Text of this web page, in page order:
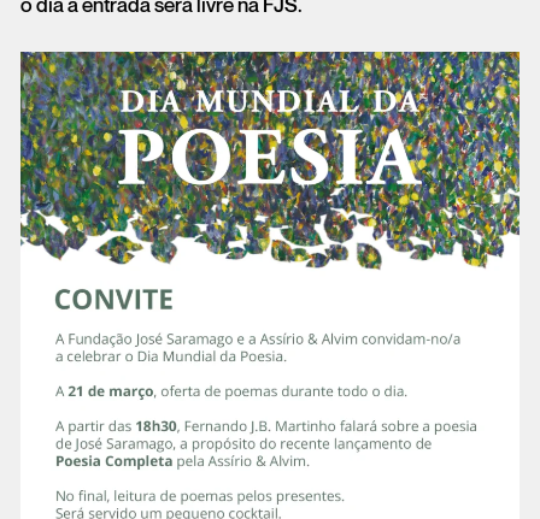
o dia a entrada será livre na FJS.